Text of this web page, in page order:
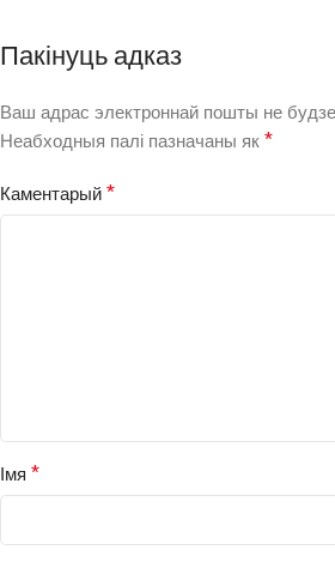
Пакінуць адказ
Ваш адрас электроннай пошты не
Неабходныя палі пазначаны як*
Каментарый*
Імя *